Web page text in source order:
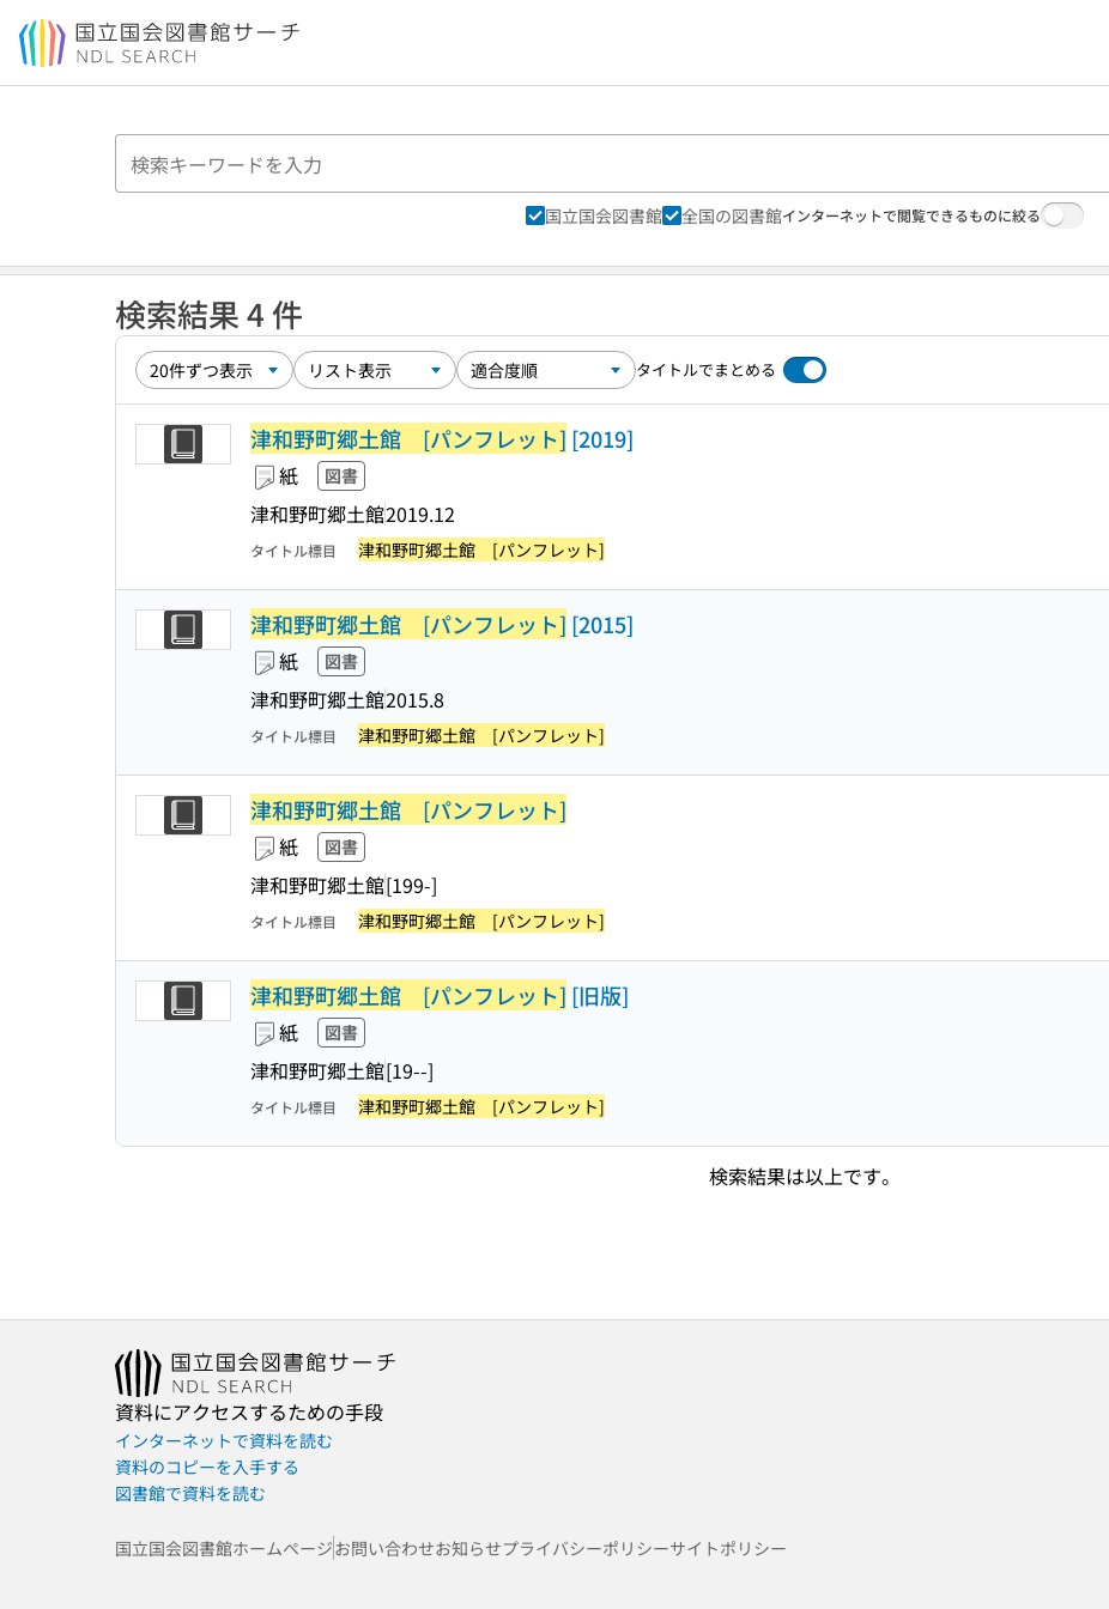
本文へ移動
国立国会図書館 全国の図書館インターネットで閲覧できるものに絞る
検索結果 4 件
タイトルでまとめる
津和野町郷土館 [パンフレット] [2019]
紙 図書
津和野町郷土館2019.12
タイトル標目 津和野町郷土館 [パンフレット]
津和野町郷土館 [パンフレット] [2015]
紙 図書
津和野町郷土館2015.8
タイトル標目 津和野町郷土館 [パンフレット]
津和野町郷土館 [パンフレット]
紙 図書
津和野町郷土館[199-]
タイトル標目 津和野町郷土館 [パンフレット]
津和野町郷土館 [パンフレット] [旧版]
紙 図書
津和野町郷土館[19--]
タイトル標目 津和野町郷土館 [パンフレット]
検索結果は以上です。
資料にアクセスするための手段
インターネットで資料を読む
資料のコピーを入手する
図書館で資料を読む
国立国会図書館ホームページお問い合わせお知らせプライバシーポリシーサイトポリシー